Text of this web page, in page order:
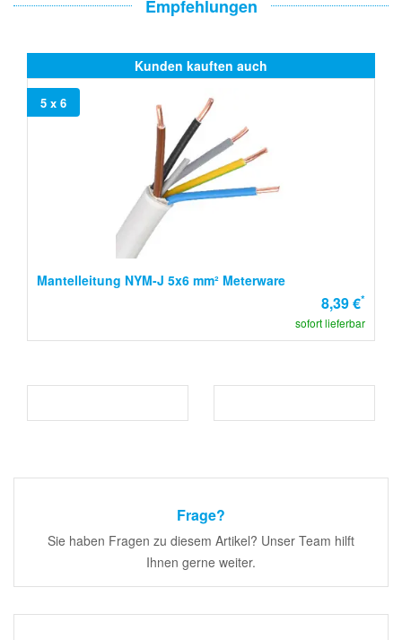
Empfehlungen
Kunden kauften auch
5 x 6
Mantelleitung NYM-J 5x6 mm² Meterware
8,39 €*
sofort lieferbar
Frage?
Sie haben Fragen zu diesem Artikel? Unser Team hilft
Ihnen gerne weiter.